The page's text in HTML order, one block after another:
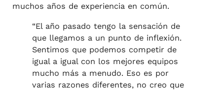
muchos años de experiencia en común.
“El año pasado tengo la sensación de
que llegamos a un punto de inflexión.
Sentimos que podemos competir de
igual a igual con los mejores equipos
mucho más a menudo. Eso es por
varias razones diferentes, no creo que